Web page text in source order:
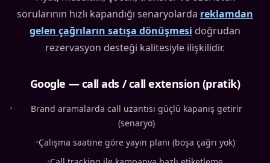
sorularının hızlı kapandığı senaryolarda reklamdan
gelen çağrıların satışa dönüşmesi doğrudan
rezervasyon desteği kalitesiyle ilişkilidir.
Google — call ads / call extension (pratik)
•
Brand aramalarda call uzantısı güçlü kapanış getirir
(senaryo)
•Çalışma saatine göre yayın planı (boşa çağrı yok)